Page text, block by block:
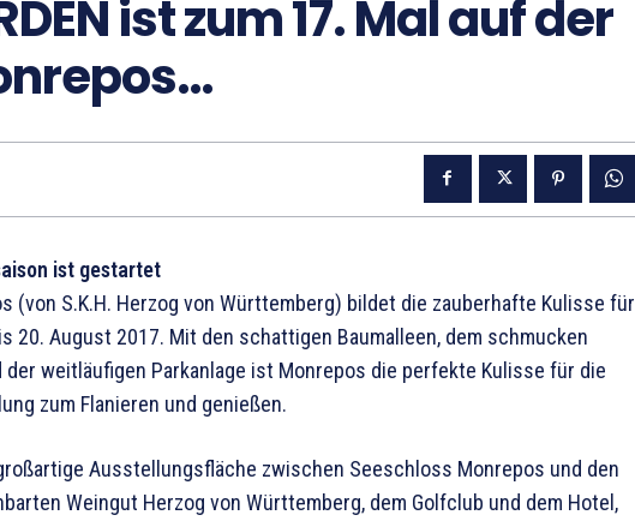
ist zum 17. Mal auf der
ist gestartet
(von S.K.H. Herzog von Württemberg) bildet die zauberhafte Kulisse für
20. August 2017. Mit den schattigen Baumalleen, dem schmucken
weitläufigen Parkanlage ist Monrepos die perfekte Kulisse für die
zum Flanieren und genießen.
Ausstellungsfläche zwischen Seeschloss Monrepos und den
Weingut Herzog von Württemberg, dem Golfclub und dem Hotel,